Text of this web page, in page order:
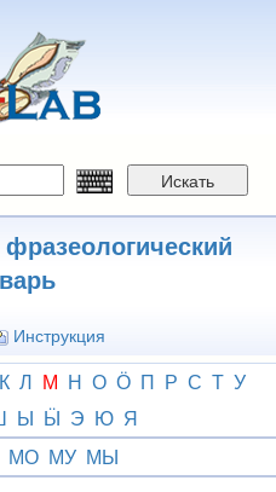
Искать
Инструкция
К Л М Н О Ӧ П Р С Т У
Ы Ӹ Э Ю Я
МО МУ МЫ